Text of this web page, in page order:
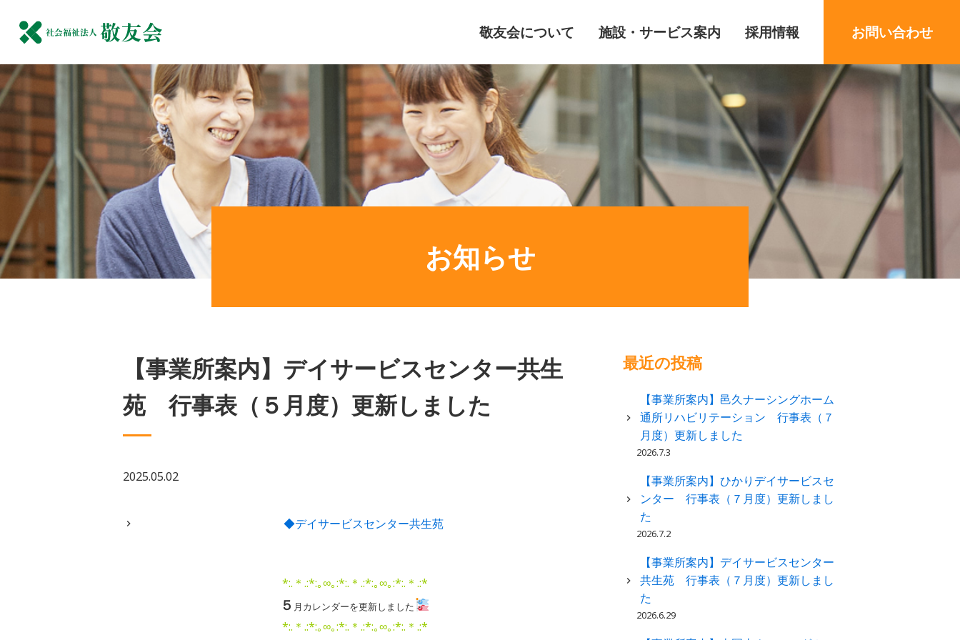
敬友会について 施設・サービス案内 採用情報 お問い合わせ
お知らせ
【事業所案内】デイサービスセンター共生
苑 行事表（５月度）更新しました
2025.05.02
◆デイサービスセンター共生苑
*:.＊.:*:｡∞｡:*:.＊.:*:｡∞｡:*:.＊.:*
５ 月カレンダーを更新しました
*:.＊.:*:｡∞｡:*:.＊.:*:｡∞｡:*:.＊.:*
最近の投稿
【事業所案内】邑久ナーシングホーム
通所リハビリテーション 行事表（７
月度）更新しました
2026.7.3
【事業所案内】ひかりデイサービスセ
ンター 行事表（７月度）更新しまし
た
2026.7.2
【事業所案内】デイサービスセンター
共生苑 行事表（７月度）更新しまし
た
2026.6.29